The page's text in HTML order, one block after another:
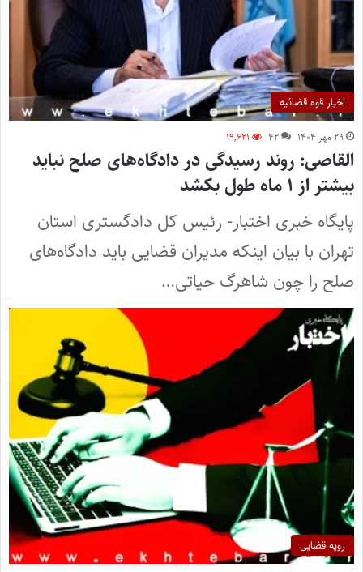
اخبار قوه قضائیه
۲۹ مهر ۱۴۰۴ ۴۲ ۱۹,۶۲۱
القاصی: روند رسیدگی در دادگاه‌های صلح نباید
بیشتر از ۱ ماه طول بکشد
پایگاه خبری اختبار- رئیس کل دادگستری استان
تهران با بیان اینکه مدیران قضایی باید دادگاه‌های
صلح را چون شاهرگ حیاتی…
رویه قضایی